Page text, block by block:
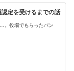
定を受けるまでの話
。役場でもらったパン